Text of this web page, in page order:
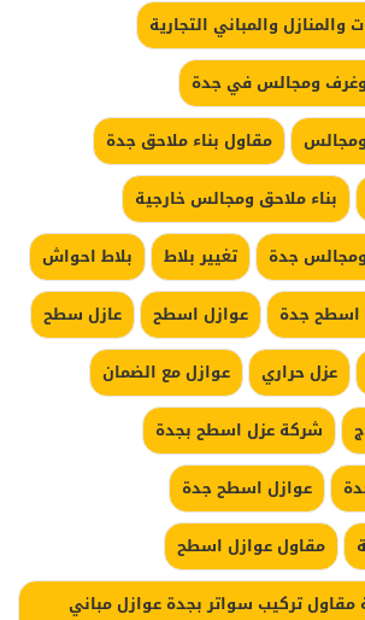
والمنازل والمباني التجارية
وغرف ومجالس في جدة
مقاول بناء ملاحق جدة
بناء ملاحق ومجالس خارجية
جدة
تغيير بلاط
بلاط احواش
اسطح جدة عوازل اسطح
عازل سطح
عزل حراري
عوازل مع الضمان
شركة عزل اسطح بجدة
عوازل اسطح جدة
مقاول عوازل اسطح
تركيب سواتر بجدة عوازل مباني